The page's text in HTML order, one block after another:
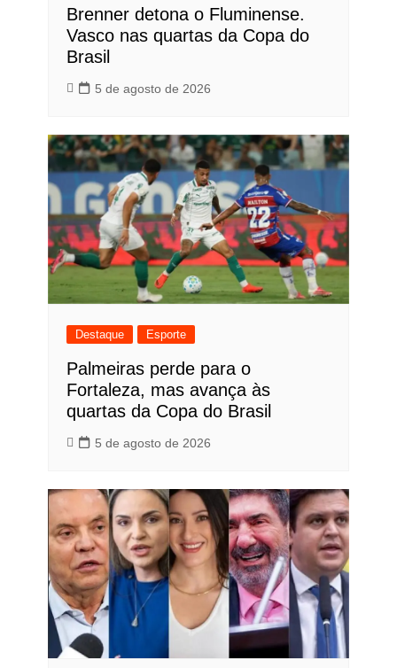
Brenner detona o Fluminense.
Vasco nas quartas da Copa do
Brasil
5 de agosto de 2026
Destaque Esporte
Palmeiras perde para o
Fortaleza, mas avança às
quartas da Copa do Brasil
5 de agosto de 2026